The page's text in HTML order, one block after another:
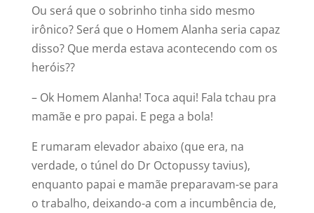
Ou será que o sobrinho tinha sido mesmo
irônico? Será que o Homem Alanha seria capaz
disso? Que merda estava acontecendo com os
heróis??
– Ok Homem Alanha! Toca aqui! Fala tchau pra
mamãe e pro papai. E pega a bola!
E rumaram elevador abaixo (que era, na
verdade, o túnel do Dr Octopussy tavius),
enquanto papai e mamãe preparavam-se para
o trabalho, deixando-a com a incumbência de,